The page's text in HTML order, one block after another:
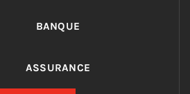
BANQUE
ASSURANCE